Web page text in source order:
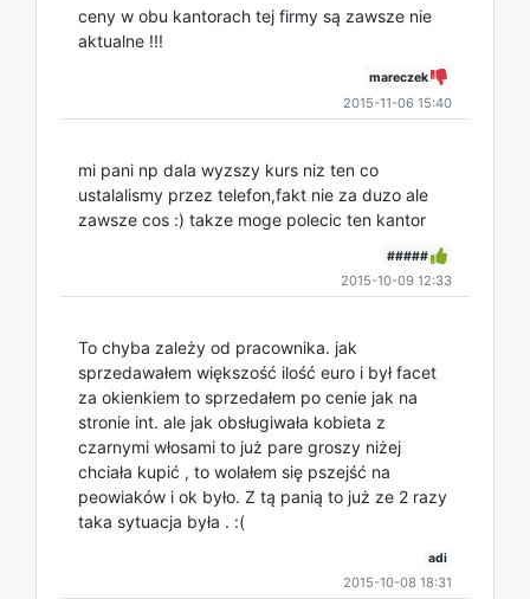
ceny w obu kantorach tej firmy są zawsze nie
aktualne !!!
mareczek
2015-11-06 15:40
mi pani np dala wyzszy kurs niz ten co
ustalalismy przez telefon,fakt nie za duzo ale
zawsze cos :) takze moge polecic ten kantor
#####
2015-10-09 12:33
To chyba zależy od pracownika. jak
sprzedawałem większość ilość euro i był facet
za okienkiem to sprzedałem po cenie jak na
stronie int. ale jak obsługiwała kobieta z
czarnymi włosami to już pare groszy niżej
chciała kupić , to wolałem się pszejść na
peowiaków i ok było. Z tą panią to już ze 2 razy
taka sytuacja była . :(
adi
2015-10-08 18:31